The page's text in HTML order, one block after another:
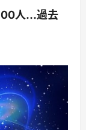
人…過去